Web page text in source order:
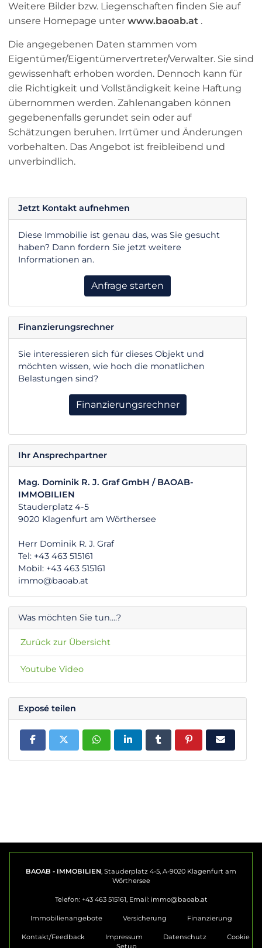
Weitere Bilder bzw. Liegenschaften finden Sie auf
unsere Homepage unter www.baoab.at .
Die angegebenen Daten stammen vom
Eigentümer/Eigentümervertreter/Verwalter. Sie sind
gewissenhaft erhoben worden. Dennoch kann für
die Richtigkeit und Vollständigkeit keine Haftung
übernommen werden. Zahlenangaben können
gegebenenfalls gerundet sein oder auf
Schätzungen beruhen. Irrtümer und Änderungen
vorbehalten. Das Angebot ist freibleibend und
unverbindlich.
Jetzt Kontakt aufnehmen
Diese Immobilie ist genau das, was Sie gesucht
haben? Dann fordern Sie jetzt weitere
Informationen an.
Anfrage starten
Finanzierungsrechner
Sie interessieren sich für dieses Objekt und
möchten wissen, wie hoch die monatlichen
Belastungen sind?
Finanzierungsrechner
Ihr Ansprechpartner
Mag. Dominik R. J. Graf GmbH / BAOAB-
IMMOBILIEN
Stauderplatz 4-5
9020 Klagenfurt am Wörthersee
Herr Dominik R. J. Graf
Tel: +43 463 515161
Mobil: +43 463 515161
immo@baoab.at
Was möchten Sie tun….?
Zurück zur Übersicht
Youtube Video
Exposé teilen
BAOAB - IMMOBILIEN, Stauderplatz 4-5, A-9020 Klagenfurt am
Wörthersee
Telefon: +43 463 515161, Email: immo@baoab.at
Immobilienangebote Versicherung Finanzierung
Kontakt/Feedback Impressum Datenschutz
Cookie